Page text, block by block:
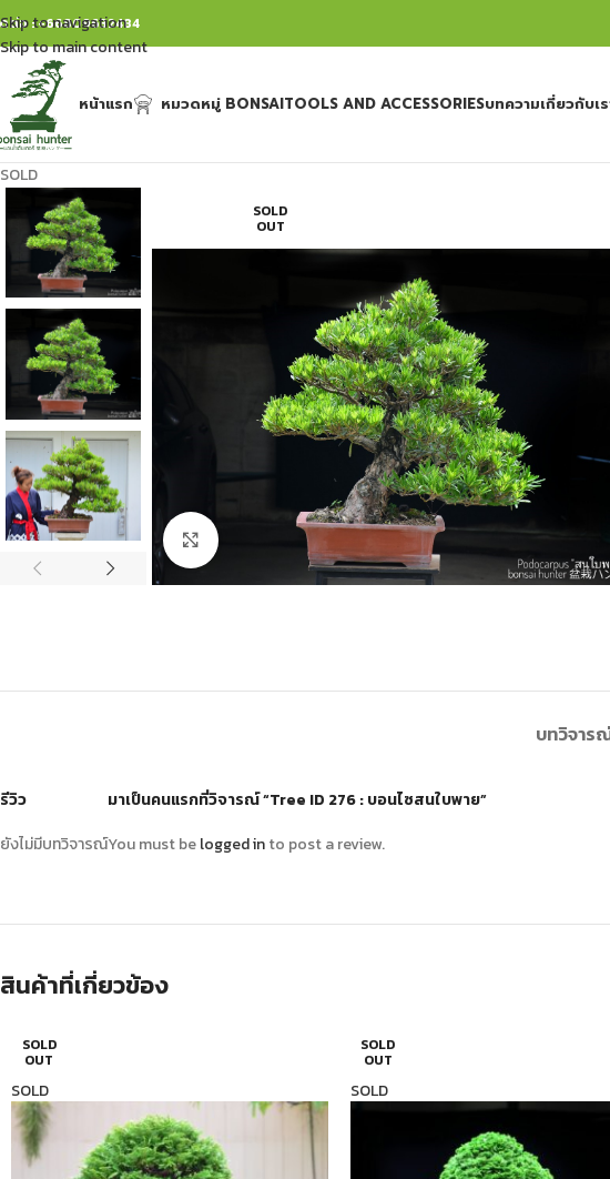
Skip to navigation
Skip to main content
ต่อ : +66809632484
หน้าแรก หมวดหมู่ BONSAITOOLS AND ACCESSORIESบทความเกี่ยวกับเ
SOLD
SOLD
OUT
Click to enlarge
บทวิจาร
รีวิว
ยังไม่มีบทวิจารณ์
มาเป็นคนแรกที่วิจารณ์ “Tree ID 276 : บอนไซสนใบพาย”
You must belogged into post a review.
สินค้าที่เกี่ยวข้อง
SOLD
OUT
SOLD
SOLD
OUT
SOLD